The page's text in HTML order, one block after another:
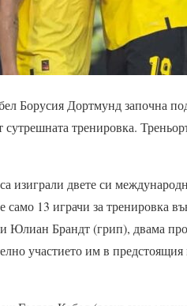
Борусия Дортмунд започна
сутрешната тренировка.
изиграли двете си
13 играчи за тренировка
Юлиан Брандт (грип), двама
участието им в